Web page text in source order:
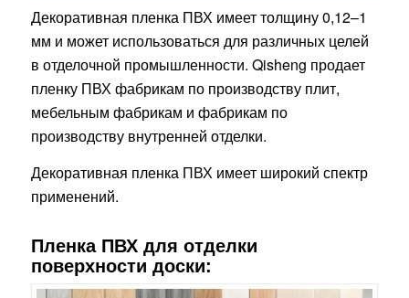
Декоративная пленка ПВХ имеет толщину 0,12–1
мм и может использоваться для различных целей
в отделочной промышленности. Qisheng продает
пленку ПВХ фабрикам по производству плит,
мебельным фабрикам и фабрикам по
производству внутренней отделки.
Декоративная пленка ПВХ имеет широкий спектр
применений.
Пленка ПВХ для отделки
поверхности доски: